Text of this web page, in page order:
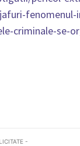
criminale-se-
-